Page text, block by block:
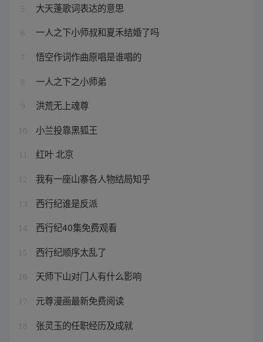
5 大天蓬歌词表达的意思
6 一人之下小师叔和夏禾结婚了吗
7 悟空作词作曲原唱是谁唱的
8 一人之下之小师弟
9 洪荒无上魂尊
10 小兰投靠黑狐王
红叶 北京
12 我有一座山寨各人物结局知乎
13 西行纪谁是反派
14 西行纪40集免费观看
15 西行纪顺序太乱了
16 天师下山对门人有什么影响
17 元尊漫画最新免费阅读
18 张灵玉的任职经历及成就